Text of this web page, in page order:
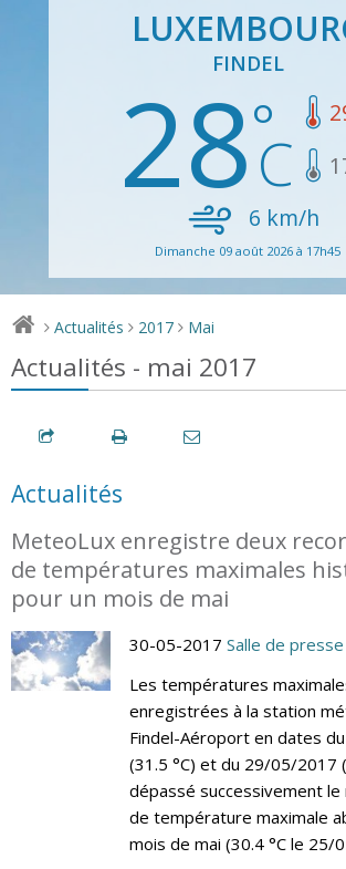
FINDEL
286 km/h
Dimanche 09 août 2026 à 17h45
> Actualités > 2017 > Mai
Actualités - mai 2017
Actualités
MeteoLux enregistre deux
de températures maximales
pour un mois de mai
30-05-2017 Salle de presse
Les températures
enregistrées à la station
Findel-Aéroport en dates
(31.5 °C) et du 29/05/2017
dépassé successivement
de température maximale
mois de mai (30.4 °C le 25/